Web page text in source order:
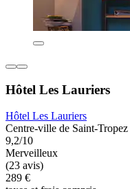
Hôtel Les Lauriers
Hôtel Les Lauriers
Centre-ville de Saint-Tropez
9,2/10
Merveilleux
(23 avis)
289 €